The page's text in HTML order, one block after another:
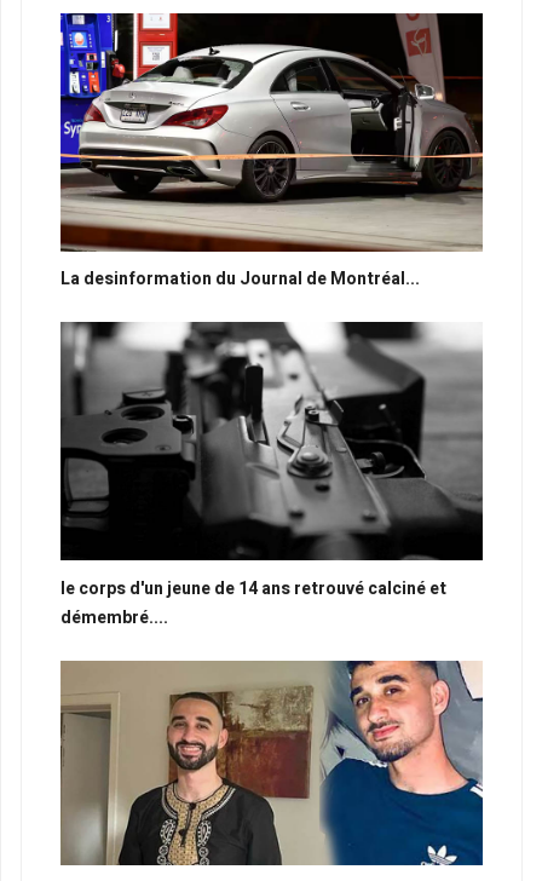
La desinformation du Journal de Montréal...
le corps d'un jeune de 14 ans retrouvé calciné et
démembré....